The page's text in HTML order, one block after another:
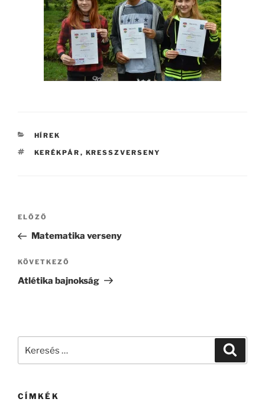
KATEGÓRIÁK
HÍREK
CÍMKÉK
KERÉKPÁR , KRESSZVERSENY
Bejegyzés
Korábbi
bejegyzés
ELŐZŐ
Matematika verseny
Következő
bejegyzés
KÖVETKEZŐ
Atlétika bajnokság
CÍMKÉK